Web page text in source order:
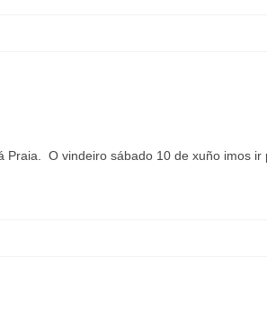
O vindeiro sábado 10 de xuño imos